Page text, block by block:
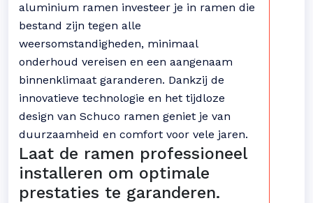
aluminium ramen investeer je in ramen die
bestand zijn tegen alle
weersomstandigheden, minimaal
onderhoud vereisen en een aangenaam
binnenklimaat garanderen. Dankzij de
innovatieve technologie en het tijdloze
design van Schuco ramen geniet je van
duurzaamheid en comfort voor vele jaren.
Laat de ramen professioneel
installeren om optimale
prestaties te garanderen.